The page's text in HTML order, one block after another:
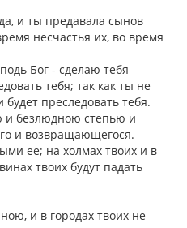
и ты предавала сынов
несчастья их, во время
Бог - сделаю тебя
тебя; так как ты не
преследовать тебя.
и безлюдною степью и
и возвращающегося.
ее; на холмах твоих и в
твоих будут падать
и в городах твоих не